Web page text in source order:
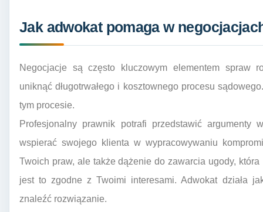
Jak adwokat pomaga w
Negocjacje są często kluczowym elementem spraw
uniknąć długotrwałego i kosztownego procesu
tym procesie.
Profesjonalny prawnik potrafi przedstawić
wspierać swojego klienta w wypracowywaniu
Twoich praw, ale także dążenie do zawarcia ugody,
jest to zgodne z Twoimi interesami. Adwokat działa
znaleźć rozwiązanie.